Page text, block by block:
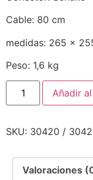
Cable: 80 cm
medidas: 265 x
Peso: 1,6 kg
Añadir
SKU: 30420 /
Valoraciones